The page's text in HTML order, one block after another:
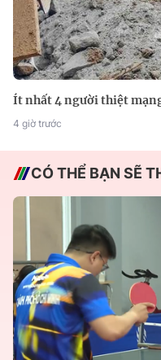
Ít nhất 4 người thiệt
4 giờ trước
CÓ THỂ BẠN SẼ